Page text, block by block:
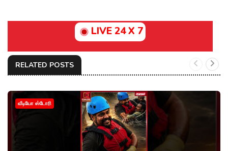
LIVE 24 X 7
RELATED POSTS
வீடியோ ஸ்டோரி